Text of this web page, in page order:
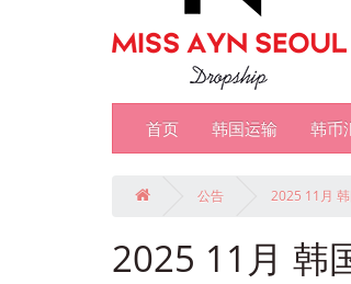
首页 韩国运输 韩币
公告 2025 11月
2025 11月 韩